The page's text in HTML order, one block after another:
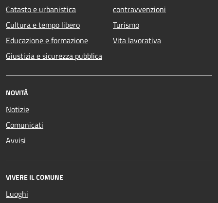
Catasto e urbanistica
Cultura e tempo libero
Educazione e formazione
Giustizia e sicurezza pubblica
contravvenzioni
Turismo
Vita lavorativa
NOVITÀ
Notizie
Comunicati
Avvisi
VIVERE IL COMUNE
Luoghi